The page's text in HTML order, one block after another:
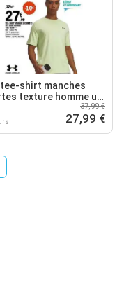
shirt manches
texture homme ua
37,99 €
27,99 €